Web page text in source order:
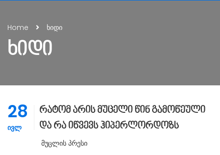
Home ხიდი
ᲮᲘᲓᲘ
28
ᲘᲕᲚ
რატომ არის მუცელი წინ გამოწეული
და რა იწვევს ჰიპერლორდოზს
Მუცლის Პრესი